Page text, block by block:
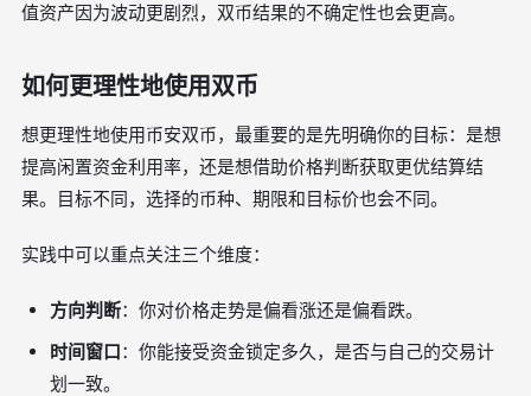
值资产因为波动更剧烈，双币结果的不确定性也会更高。
如何更理性地使用双币
想更理性地使用币安双币，最重要的是先明确你的目标：是想
提高闲置资金利用率，还是想借助价格判断获取更优结算结
果。目标不同，选择的币种、期限和目标价也会不同。
实践中可以重点关注三个维度：
方向判断：你对价格走势是偏看涨还是偏看跌。
时间窗口：你能接受资金锁定多久，是否与自己的交易计
划一致。